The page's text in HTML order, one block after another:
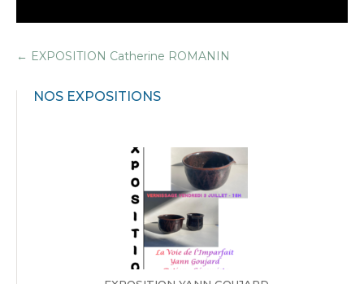
← EXPOSITION Catherine ROMANIN
NOS EXPOSITIONS